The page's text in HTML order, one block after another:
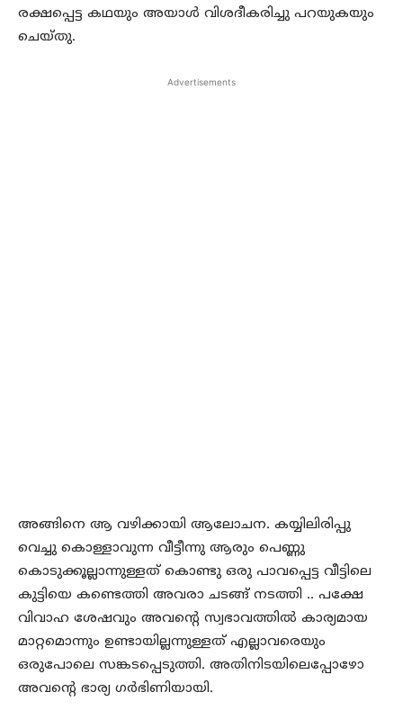
രക്ഷപ്പെട്ട കഥയും അയാള്‍ വിശദീകരിച്ചു പറയുകയും
ചെയ്തു.
Advertisements
അങ്ങിനെ ആ വഴിക്കായി ആലോചന. കയ്യിലിരിപ്പു
വെച്ചു കൊള്ളാവുന്ന വീട്ടീന്നു ആരും പെണ്ണു
കൊടുക്കൂല്ലാന്നുള്ളത് കൊണ്ടു ഒരു പാവപ്പെട്ട വീട്ടിലെ
കുട്ടിയെ കണ്ടെത്തി അവരാ ചടങ്ങ് നടത്തി .. പക്ഷേ
വിവാഹ ശേഷവും അവന്റെ സ്വഭാവത്തില്‍ കാര്യമായ
മാറ്റമൊന്നും ഉണ്ടായില്ലന്നുള്ളത് എല്ലാവരെയും
ഒരുപോലെ സങ്കടപ്പെടുത്തി. അതിനിടയിലെപ്പോഴോ
അവന്റെ ഭാര്യ ഗര്‍ഭിണിയായി.